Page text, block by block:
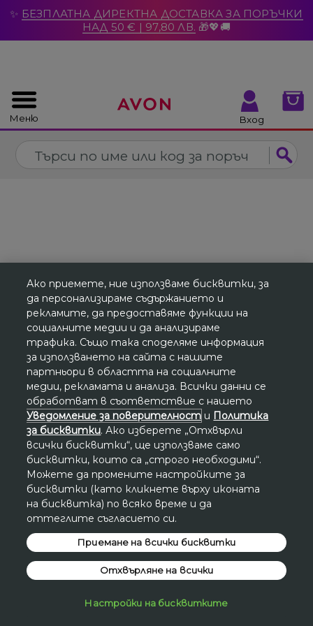
✨ БЕЗПЛАТНА ДИРЕКТНА ДОСТАВКА ЗА ПОРЪЧКИ
НАД 50 € | 97,80 ЛВ. 🎁💖🚚
Меню Вход
Затвори
Ако приемете, ние използваме бисквитки, за
да персонализираме съдържанието и
рекламите, да предоставяме функции на
социалните медии и да анализираме
трафика. Също така споделяме информация
за използването на сайта с нашите
партньори в областта на социалните
медии, рекламата и анализа. Всички данни се
обработват в съответствие с нашето
Уведомление за поверителност и Политика
за бисквитки. Ако изберете „Отхвърли
всички бисквитки“, ще използваме само
бисквитки, които са „строго необходими“.
Можете да промените настройките за
бисквитки (като кликнете върху иконата
на бисквитка) по всяко време и да
оттеглите съгласието си.
Настройки на бисквитките
Отхвърляне на всички
Приемане на всички бисквитки